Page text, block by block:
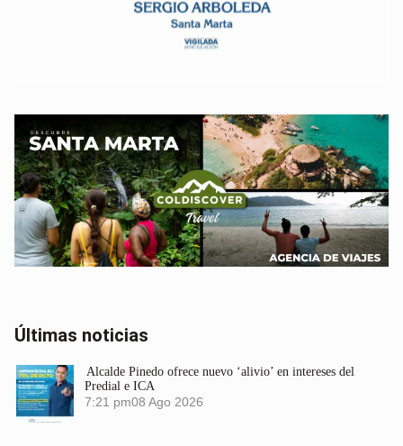
Últimas noticias
Alcalde Pinedo ofrece nuevo ‘alivio’ en intereses del
Predial e ICA
7:21 pm08 Ago 2026